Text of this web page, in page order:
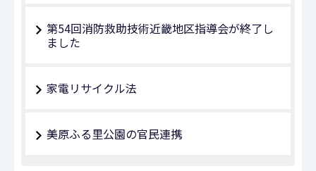
第54回消防救助技術近畿地区指導会が終了し
ました
家電リサイクル法
美原ふる里公園の官民連携